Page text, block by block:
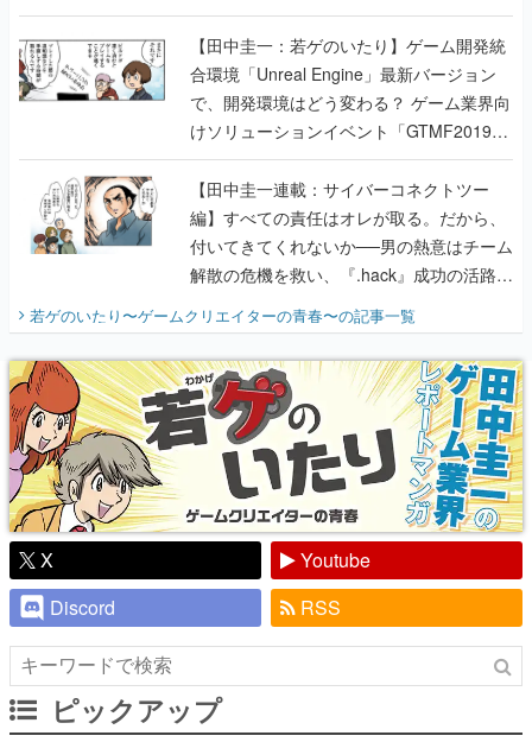
のいたり】
【田中圭一：若ゲのいたり】ゲーム開発統
合環境「Unreal Engine」最新バージョン
で、開発環境はどう変わる？ ゲーム業界向
けソリューションイベント「GTMF2019」
に行って、より理解を深めよう【PR】
【田中圭一連載：サイバーコネクトツー
編】すべての責任はオレが取る。だから、
付いてきてくれないか──男の熱意はチーム
解散の危機を救い、『.hack』成功の活路を
『少年ジャンプ』色だった【若ゲのいた
り】
若ゲのいたり〜ゲームクリエイターの青春〜の記事一覧
X
Youtube
Discord
RSS
ピックアップ